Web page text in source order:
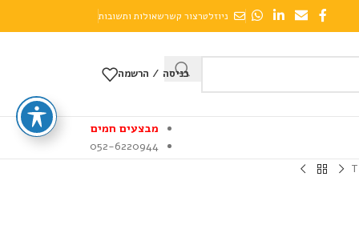
ניוזלטרצור קשרשאולות ותשובות
כניסה / הרשמה
מבצעים חמים
052-6220944